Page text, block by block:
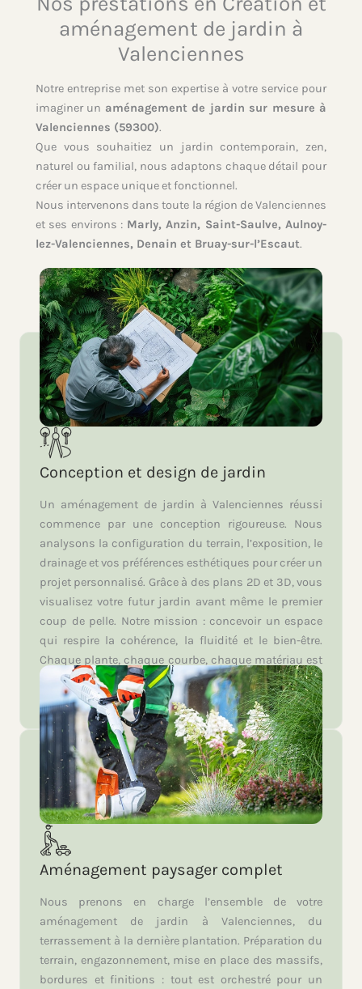
aménagement de jardin à
Valenciennes
Notre entreprise met son expertise à votre service pour
imaginer un aménagement de jardin sur mesure à
Valenciennes (59300).
Que vous souhaitiez un jardin contemporain, zen,
naturel ou familial, nous adaptons chaque détail pour
créer un espace unique et fonctionnel.
Nous intervenons dans toute la région de Valenciennes
et ses environs : Marly, Anzin, Saint-Saulve, Aulnoy-
lez-Valenciennes, Denain et Bruay-sur-l’Escaut.
Conception et design de jardin
Un aménagement de jardin à Valenciennes réussi
commence par une conception rigoureuse. Nous
analysons la configuration du terrain, l’exposition, le
drainage et vos préférences esthétiques pour créer un
projet personnalisé. Grâce à des plans 2D et 3D, vous
visualisez votre futur jardin avant même le premier
coup de pelle. Notre mission : concevoir un espace
qui respire la cohérence, la fluidité et le bien-être.
Chaque plante, chaque courbe, chaque matériau est
choisi pour s’accorder à votre mode de vie et au
climat du Nord.
Aménagement paysager complet
Nous prenons en charge l’ensemble de votre
aménagement de jardin à Valenciennes, du
terrassement à la dernière plantation. Préparation du
terrain, engazonnement, mise en place des massifs,
bordures et finitions : tout est orchestré pour un